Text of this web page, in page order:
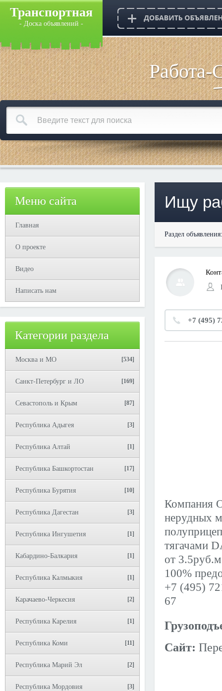
Транспортная
- Доска объявлений -
Меню сайта
Главная
О проекте
Видео
Написать нам
Категории раздела
Москва и МО [534]
Санкт-Петербург и ЛО [169]
Севастополь и Крым [87]
Республика Адыгея [3]
Республика Алтай [1]
Республика Башкортостан [17]
Республика Бурятия [10]
Республика Дагестан [3]
Республика Ингушетия [1]
Кабардино-Балкария [1]
Республика Калмыкия [1]
Карачаево-Черкесия [2]
Республика Карелия [1]
Республика Коми [11]
Республика Марий Эл [2]
Республика Мордовия [3]
Ищу
Раздел
+7 (495)
Компания
нерудных
тягачами
от
100%
+7 (495)
67
Сайт: